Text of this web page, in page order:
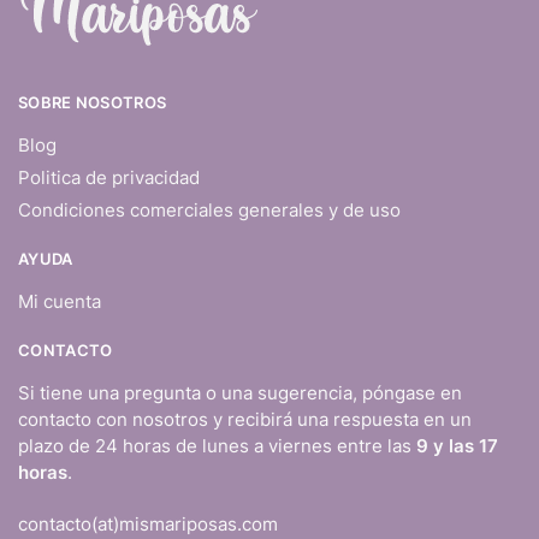
SOBRE NOSOTROS
Blog
Politica de privacidad
Condiciones comerciales generales y de uso
AYUDA
Mi cuenta
CONTACTO
Si tiene una pregunta o una sugerencia, póngase en
contacto con nosotros y recibirá una respuesta en un
plazo de 24 horas de lunes a viernes entre las 9 y las 17
horas.
contacto(at)mismariposas.com